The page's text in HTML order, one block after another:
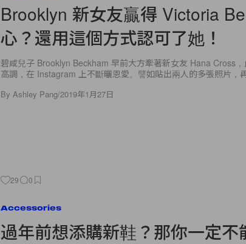
Brooklyn 新女友贏得 Victoria
心？還用這個方式認可了她！
碧咸兒子 Brooklyn Beckham 早前大方牽著新女友 Hana Cross
高調，在 Instagram 上不斷曬恩愛。譬如貼出兩人的多張照片，
By Ashley Pang/2019年1月27日
29 0
Accessories
過年前想添購新鞋？那你一定不